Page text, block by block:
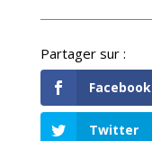
Facebook
Twitter